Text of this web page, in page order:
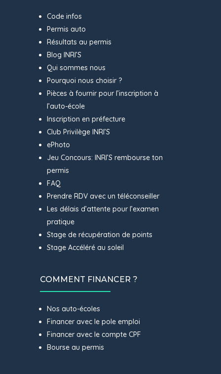
Code infos
Permis auto
Résultats au permis
Blog INRI’S
Qui sommes nous
Pourquoi nous choisir ?
Pièces à fournir pour l’inscription à
l’auto-école
Inscription en préfecture
Club Privilège INRI’S
ePhoto
Jeu Concours: INRI’S rembourse ton
permis
FAQ
Prendre RDV avec un téléconseiller
Les délais d’attente pour l’examen
pratique
Stage de récupération de points
Stage Accéléré au soleil
COMMENT FINANCER ?
Nos auto-écoles
Financer avec le pole emploi
Financer avec le compte CPF
Bourse au permis